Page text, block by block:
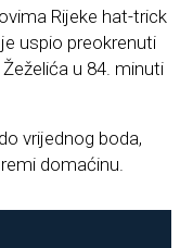
Rijeke hat-trick
uspio preokrenuti
u 84. minuti
vrijednog boda,
domaćinu.